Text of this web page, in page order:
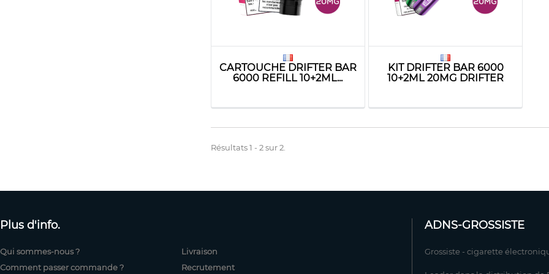
CARTOUCHE DRIFTER BAR
6000 REFILL 10+2ML...
KIT DRIFTER BAR 6000
10+2ML 20MG DRIFTER
Résultats 1 - 2 sur 2.
Plus d'info.
Qui sommes-nous ?
Comment passer commande ?
Livraison
Recrutement
ADNS-GROSSISTE
Grossiste - cigarette